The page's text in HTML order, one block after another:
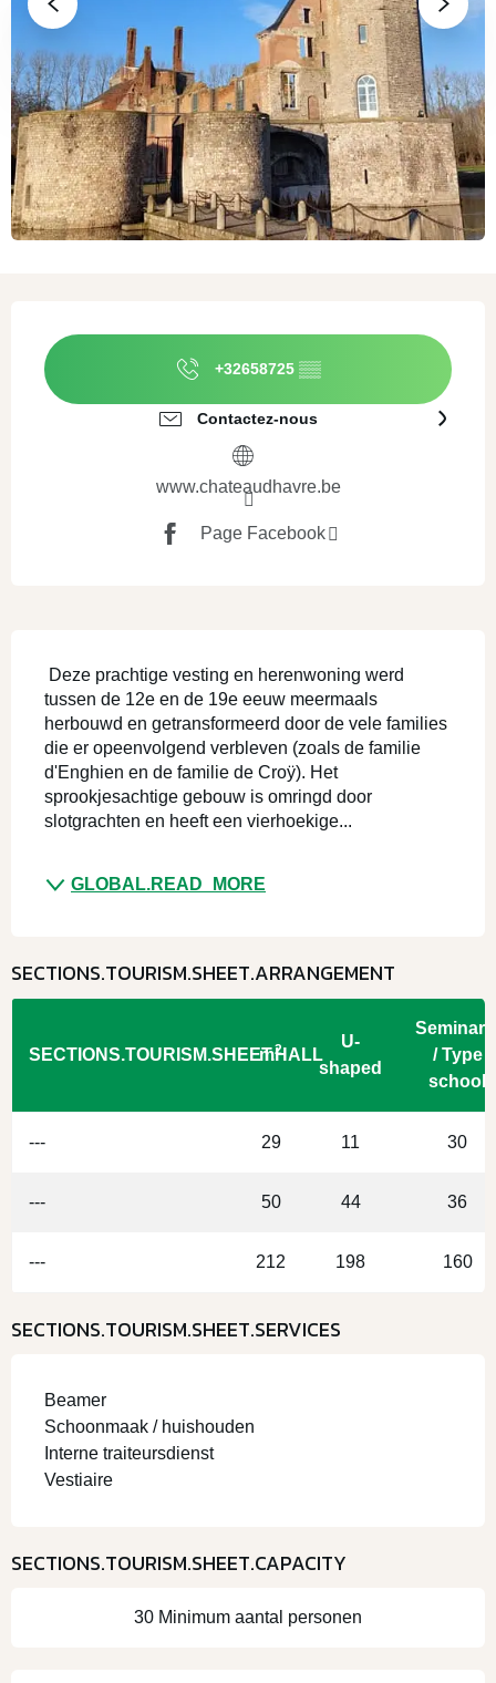
Ouverture et coordonnées
+32658725 ▒▒
Contactez-nous
www.chateaudhavre.be
Page Facebook
tussen de 12e en de 19e eeuw meermaals
herbouwd en getransformeerd door de vele families
die er opeenvolgend verbleven (zoals de familie
d'Enghien en de familie de Croÿ). Het
sprookjesachtige gebouw is omringd door
slotgrachten en heeft een vierhoekige...
GLOBAL.READ_MORE
SECTIONS.TOURISM.SHEET.ARRANGEMENT
SECTIONS.TOURISM.SHEET.HALL
m2
U-
shaped
/ Type
school
--- 29 11 30
--- 50 44 36
--- 212 198 160
SECTIONS.TOURISM.SHEET.SERVICES
Beamer
Schoonmaak / huishouden
Interne traiteursdienst
Vestiaire
SECTIONS.TOURISM.SHEET.CAPACITY
30 Minimum aantal personen